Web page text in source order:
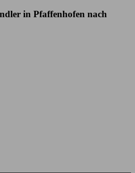
in Pfaffenhofen nach